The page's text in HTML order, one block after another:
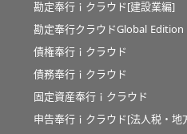
勘定奉行ｉクラウド[建設業編]
勘定奉行クラウドGlobal Edition
債権奉行ｉクラウド
債務奉行ｉクラウド
固定資産奉行ｉクラウド
申告奉行ｉクラウド[法人税・地